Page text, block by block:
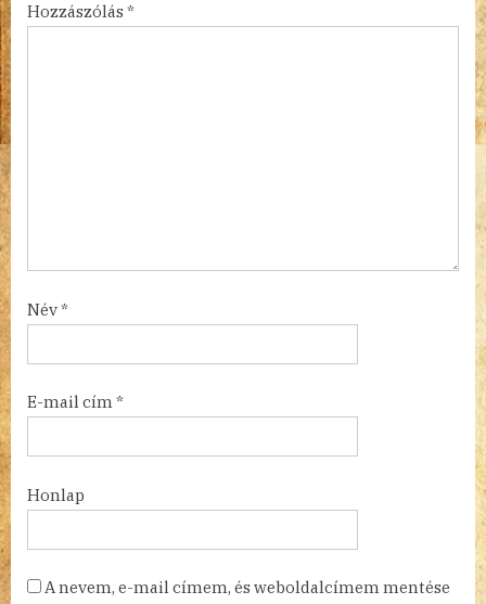
Hozzászólás *
Név*
E-mail cím*
Honlap
A nevem, e-mail címem, és weboldalcímem mentése